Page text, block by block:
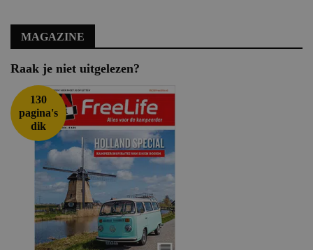
MAGAZINE
Raak je niet uitgelezen?
130
pagina's
dik